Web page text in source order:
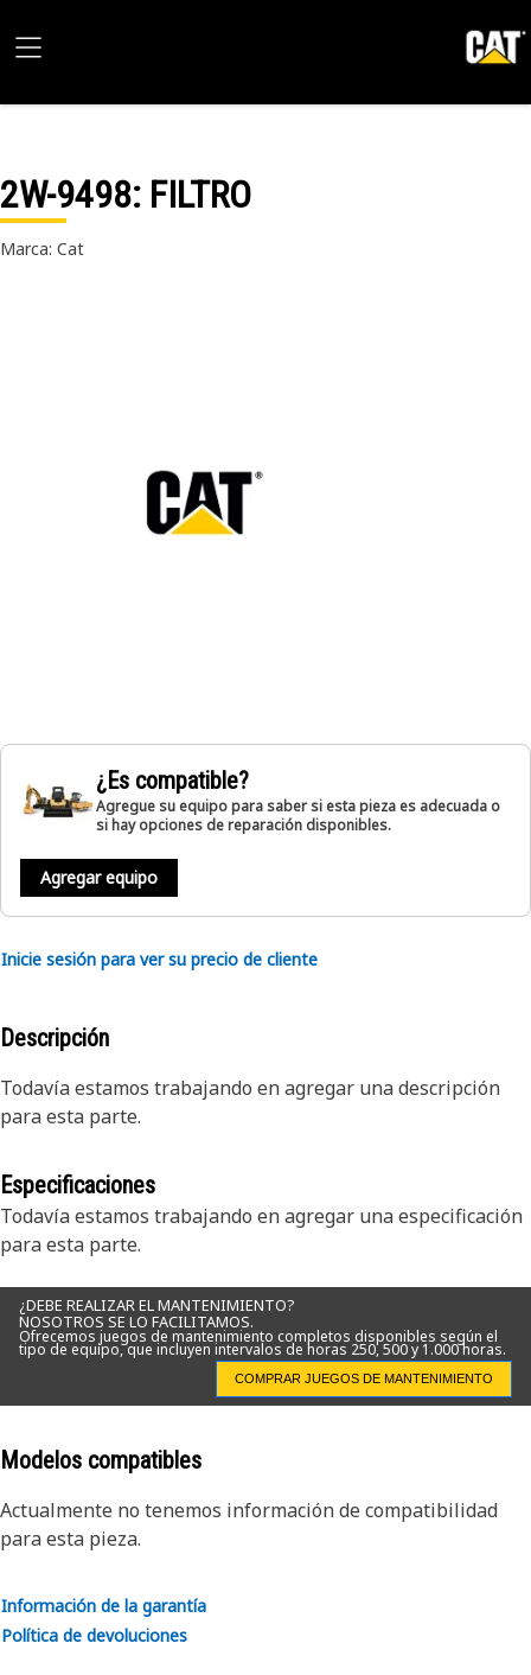
2W-9498: FILTRO
Marca: Cat
¿Es compatible?
Agregue su equipo para saber si esta pieza es adecuada o
si hay opciones de reparación disponibles.
Agregar equipo
Inicie sesión para ver su precio de cliente
Descripción
Todavía estamos trabajando en agregar una descripción
para esta parte.
Especificaciones
Todavía estamos trabajando en agregar una especificación
para esta parte.
¿DEBE REALIZAR EL MANTENIMIENTO?
NOSOTROS SE LO FACILITAMOS.
Ofrecemos juegos de mantenimiento completos disponibles según el
tipo de equipo, que incluyen intervalos de horas 250, 500 y 1.000 horas.
COMPRAR JUEGOS DE MANTENIMIENTO
Modelos compatibles
Actualmente no tenemos información de compatibilidad
para esta pieza.
Información de la garantía
Política de devoluciones